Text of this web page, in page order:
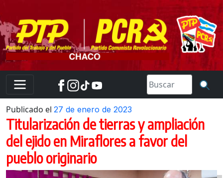
to
content
Publicado el 27 de enero de 2023
Titularización de tierras y ampliación
del ejido en Miraflores a favor del
pueblo originario